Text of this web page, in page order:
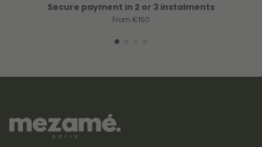
Secure payment in 2 or 3 instalments
From €150